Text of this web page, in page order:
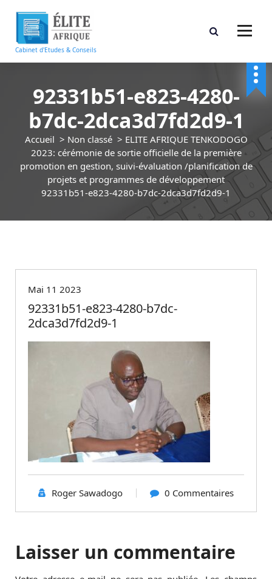
r
Cabinet d'Etudes & Conseils
92331b51-e823-4280-
b7dc-2dca3d7fd2d9-1
Accueil > Non classé> ELITE AFRIQUE TENKODOGO
2023: cérémonie de sortie officielle de la première
promotion en gestion, suivi-évaluation /planification de
projets et programmes de développement
92331b51-e823-4280-b7dc-2dca3d7fd2d9-1
Mai 11 2023
92331b51-e823-4280-b7dc-
2dca3d7fd2d9-1
Roger Sawadogo 0 Commentaires
Laisser un commentaire